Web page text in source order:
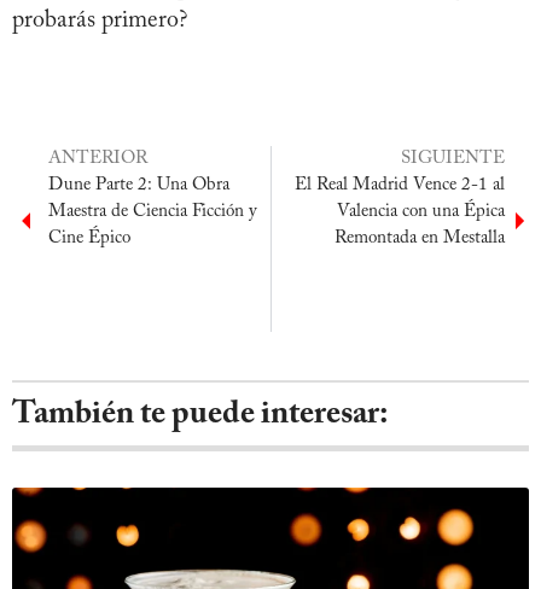
probarás primero?
ANTERIOR
Dune Parte 2: Una Obra
Maestra de Ciencia Ficción y
Cine Épico
SIGUIENTE
El Real Madrid Vence 2-1 al
Valencia con una Épica
Remontada en Mestalla
También te puede interesar: